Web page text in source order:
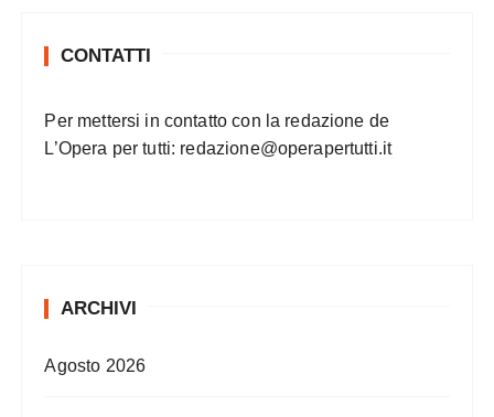
CONTATTI
Per mettersi in contatto con la redazione de
L’Opera per tutti: redazione@operapertutti.it
ARCHIVI
Agosto 2026